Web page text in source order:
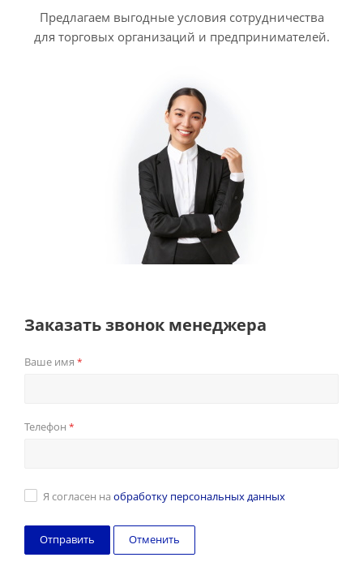
Предлагаем выгодные условия сотрудничества
для торговых организаций и предпринимателей.
Заказать звонок менеджера
Ваше имя *
Телефон *
Я согласен на обработку персональных данных
Отменить